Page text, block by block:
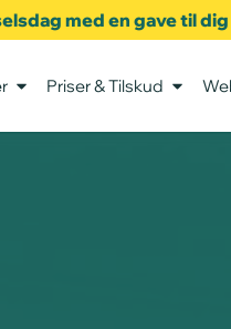
med en gave til
Priser & Tilskud